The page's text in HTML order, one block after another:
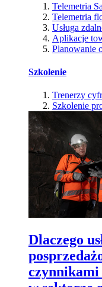
Telemetria
Telemetria
Usługa
Aplikacje
Planowanie
Szkolenie
Trenerzy
Szkolenie
Dlaczego
czynnikami